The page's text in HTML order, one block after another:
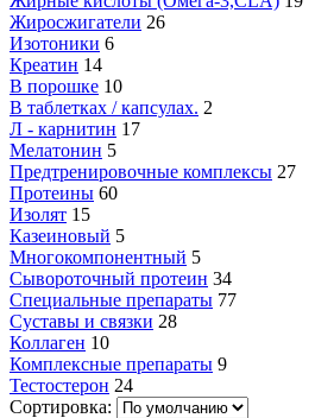
Жиросжигатели 26
Изотоники 6
Креатин 14
В порошке 10
В таблетках / капсулах. 2
Л - карнитин 17
Мелатонин 5
Предтренировочные комплексы 27
Протеины 60
Изолят 15
Казеиновый 5
Многокомпонентный 5
Сывороточный протеин 34
Специальные препараты 77
Суставы и связки 28
Коллаген 10
Комплексные препараты 9
Тестостерон 24
Сортировка: